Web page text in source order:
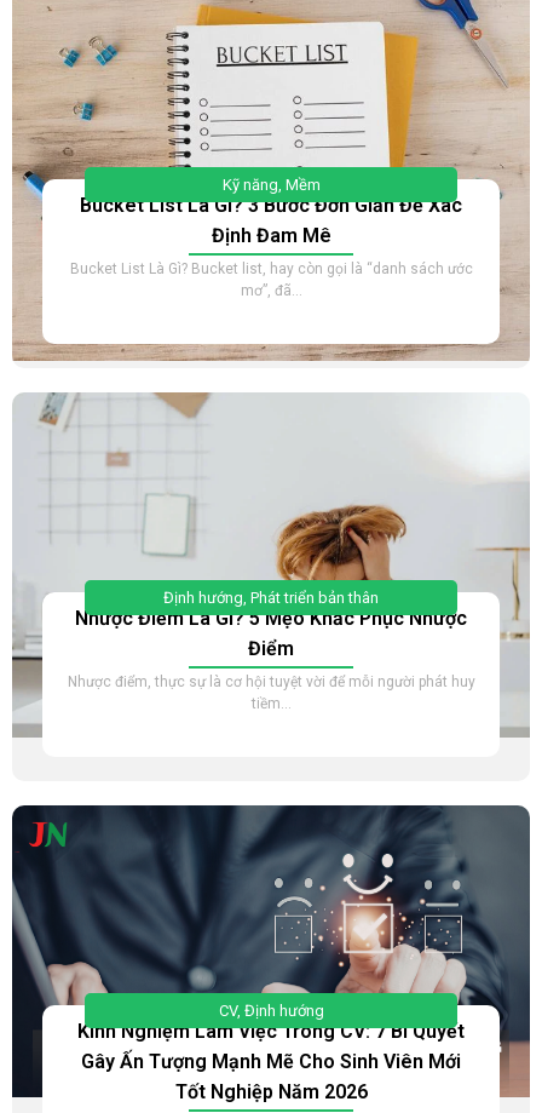
Kỹ năng, Mềm
Bucket List Là Gì? 3 Bước Đơn Giản Để Xác
Định Đam Mê
Bucket List Là Gì? Bucket list, hay còn gọi là “danh sách ước
mơ”, đã...
Định hướng, Phát triển bản thân
Nhược Điểm Là Gì? 5 Mẹo Khắc Phục Nhược
Điểm
Nhược điểm, thực sự là cơ hội tuyệt vời để mỗi người phát huy
tiềm...
CV, Định hướng
Kinh Nghiệm Làm Việc Trong CV: 7 Bí Quyết
Gây Ấn Tượng Mạnh Mẽ Cho Sinh Viên Mới
Tốt Nghiệp Năm 2026